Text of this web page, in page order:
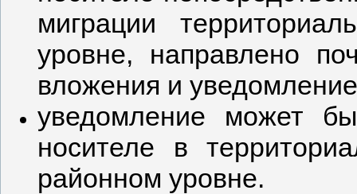
миграции
уровне, направлено
вложения и
уведомление может
носителе в
районном уровне.